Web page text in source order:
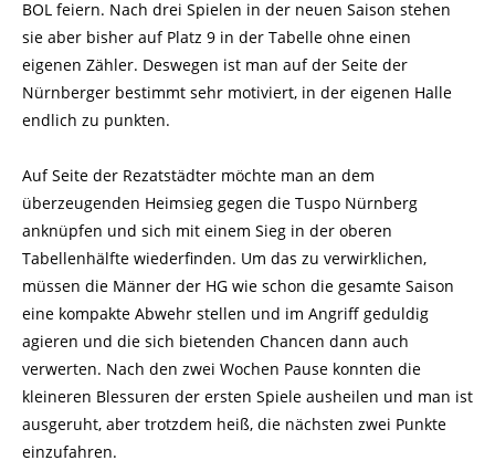
BOL feiern. Nach drei Spielen in der neuen Saison stehen
sie aber bisher auf Platz 9 in der Tabelle ohne einen
eigenen Zähler. Deswegen ist man auf der Seite der
Nürnberger bestimmt sehr motiviert, in der eigenen Halle
endlich zu punkten.
Auf Seite der Rezatstädter möchte man an dem
überzeugenden Heimsieg gegen die Tuspo Nürnberg
anknüpfen und sich mit einem Sieg in der oberen
Tabellenhälfte wiederfinden. Um das zu verwirklichen,
müssen die Männer der HG wie schon die gesamte Saison
eine kompakte Abwehr stellen und im Angriff geduldig
agieren und die sich bietenden Chancen dann auch
verwerten. Nach den zwei Wochen Pause konnten die
kleineren Blessuren der ersten Spiele ausheilen und man ist
ausgeruht, aber trotzdem heiß, die nächsten zwei Punkte
einzufahren.